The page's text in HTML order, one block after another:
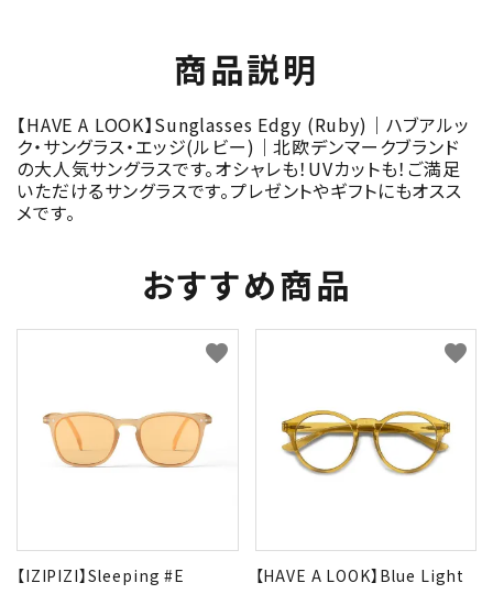
商品説明
【HAVE A LOOK】Sunglasses Edgy (Ruby)｜ハブアルッ
ク・サングラス・エッジ(ルビー)｜北欧デンマークブランド
の大人気サングラスです。オシャレも！UVカットも！ご満足
いただけるサングラスです。プレゼントやギフトにもオスス
メです。
おすすめ商品
【IZIPIZI】Sleeping #E
favorite
【HAVE A LOOK】Blue Light
favorite